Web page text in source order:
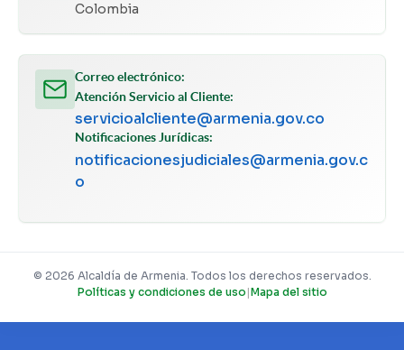
Colombia
Correo electrónico:
Atención Servicio al Cliente:
servicioalcliente@armenia.gov.co
Notificaciones Jurídicas:
notificacionesjudiciales@armenia.gov.c
o
© 2026 Alcaldía de Armenia. Todos los derechos reservados.
Políticas y condiciones de uso |Mapa del sitio